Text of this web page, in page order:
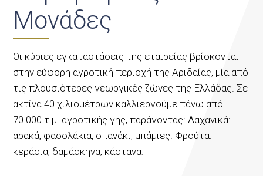
Μονάδες
Οι κύριες εγκαταστάσεις της εταιρείας βρίσκονται
στην εύφορη αγροτική περιοχή της Αριδαίας, μία από
τις πλουσιότερες γεωργικές ζώνες της Ελλάδας. Σε
ακτίνα 40 χιλιομέτρων καλλιεργούμε πάνω από
70.000 τ.μ. αγροτικής γης, παράγοντας: Λαχανικά:
αρακά, φασολάκια, σπανάκι, μπάμιες. Φρούτα:
κεράσια, δαμάσκηνα, κάστανα.